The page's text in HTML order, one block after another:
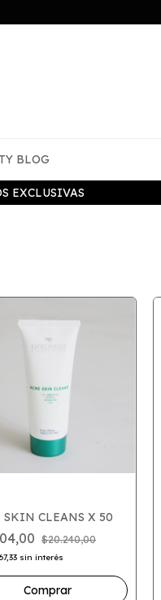
EXCLUSIVAS
BLOG
SKIN CLEANS X 50
$20.240,00
sin interés